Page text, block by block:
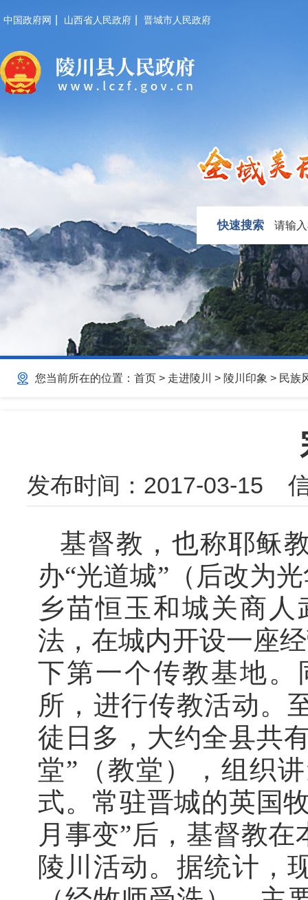
中国政府网 山西省人民政府 晋城市人民政府
快速搜索
您当前所在的位置： 首页 > 走进陵川 > 陵川印象 > 民族
发布时间： 2017-03-15 信
基督教，也称耶稣
办“光道城”（后改为
乡苗恒玉和城关商
法，在城内开设一座
下第一个传教基地
所，进行传教活动。
徒日多，大约全县共
堂”（教堂），组织
式。常驻晋城的英国
月事变”后，基督教
陵川活动。据统计，